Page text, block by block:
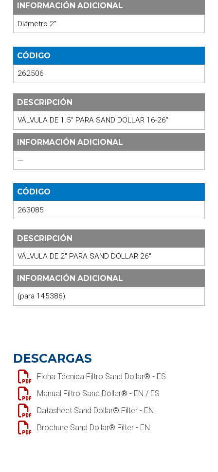
INFORMACIÓN ADICIONAL
Diámetro 2"
CÓDIGO
262506
DESCRIPCIÓN
VÁLVULA DE 1.5" PARA SAND DOLLAR 16-26"
INFORMACIÓN ADICIONAL
---
CÓDIGO
263085
DESCRIPCIÓN
VÁLVULA DE 2" PARA SAND DOLLAR 26"
INFORMACIÓN ADICIONAL
(para 145386)
DESCARGAS
Ficha Técnica Filtro Sand Dollar® - ES
Manual Filtro Sand Dollar® - EN / ES
Datasheet Sand Dollar® Filter - EN
Brochure Sand Dollar® Filter - EN